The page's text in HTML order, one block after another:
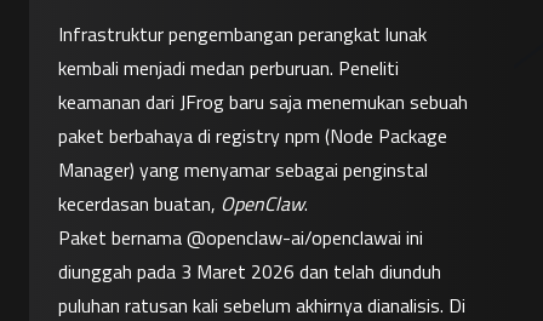
Infrastruktur pengembangan perangkat lunak
kembali menjadi medan perburuan. Peneliti
keamanan dari JFrog baru saja menemukan sebuah
paket berbahaya di registry npm (Node Package
Manager) yang menyamar sebagai penginstal
kecerdasan buatan, OpenClaw.
Paket bernama @openclaw-ai/openclawai ini
diunggah pada 3 Maret 2026 dan telah diunduh
puluhan ratusan kali sebelum akhirnya dianalisis. Di